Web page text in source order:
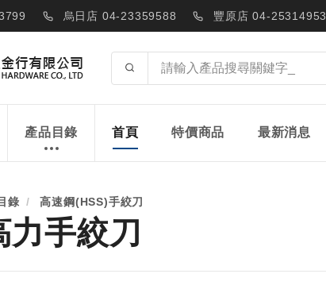
烏日店 04-23359588 豐原店 04-25314953
產品目錄 首頁 特價商品 最新消息
錄 高速鋼(HSS)手絞刀
力手絞刀